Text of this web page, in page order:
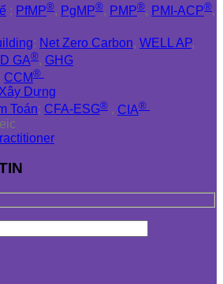
: PfMP®, PgMP®, PMP®, PMI-ACP®,
: Net Zero Carbon, WELL AP,
GA®, GHG
CCM®
Dựng
Toán: CFA-ESG® , CIA®